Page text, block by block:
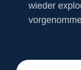
wieder